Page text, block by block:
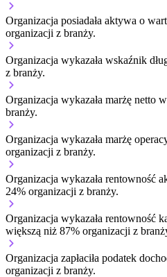
Organizacja posiadała aktywa o
organizacji z branży.
Organizacja wykazała wskaźnik
z branży.
Organizacja wykazała marżę netto
branży.
Organizacja wykazała marżę
organizacji z branży.
Organizacja wykazała rentowność
24% organizacji z branży.
Organizacja wykazała rentowność
większą niż 87% organizacji z
Organizacja zapłaciła podatek
organizacji z branży.